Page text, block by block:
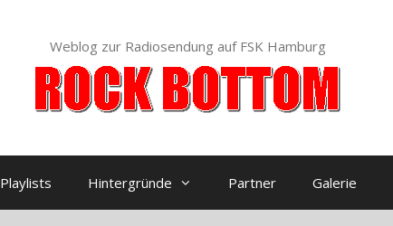
Weblog zur Radiosendung auf FSK Hamburg
Playlists Hintergründe Partner Galerie